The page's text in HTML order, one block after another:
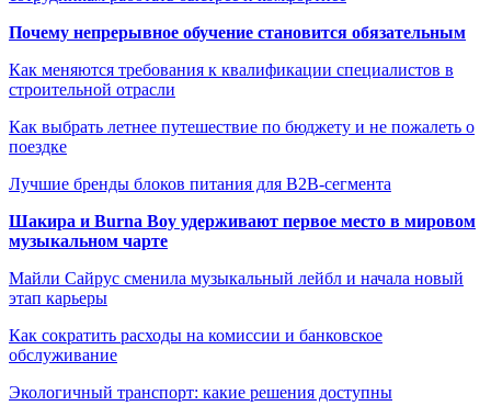
Почему непрерывное обучение становится обязательным
Как меняются требования к квалификации специалистов в
строительной отрасли
Как выбрать летнее путешествие по бюджету и не пожалеть о
поездке
Лучшие бренды блоков питания для B2B-сегмента
Шакира и Burna Boy удерживают первое место в мировом
музыкальном чарте
Майли Сайрус сменила музыкальный лейбл и начала новый
этап карьеры
Как сократить расходы на комиссии и банковское
обслуживание
Экологичный транспорт: какие решения доступны